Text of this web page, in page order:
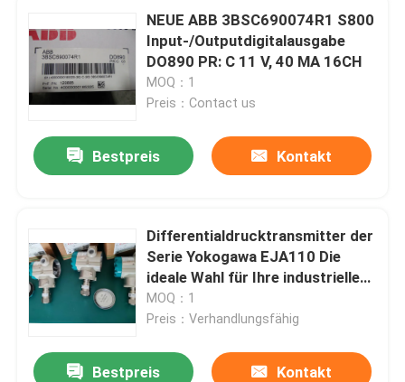
NEUE ABB 3BSC690074R1 S800
Input-/Outputdigitalausgabe
DO890 PR: C 11 V, 40 MA 16CH
MOQ：1
Preis：Contact us
Bestpreis Kontakt
Differentialdrucktransmitter der
Serie Yokogawa EJA110 Die
ideale Wahl für Ihre industriellen
Anwendungen
MOQ：1
Preis：Verhandlungsfähig
Bestpreis Kontakt